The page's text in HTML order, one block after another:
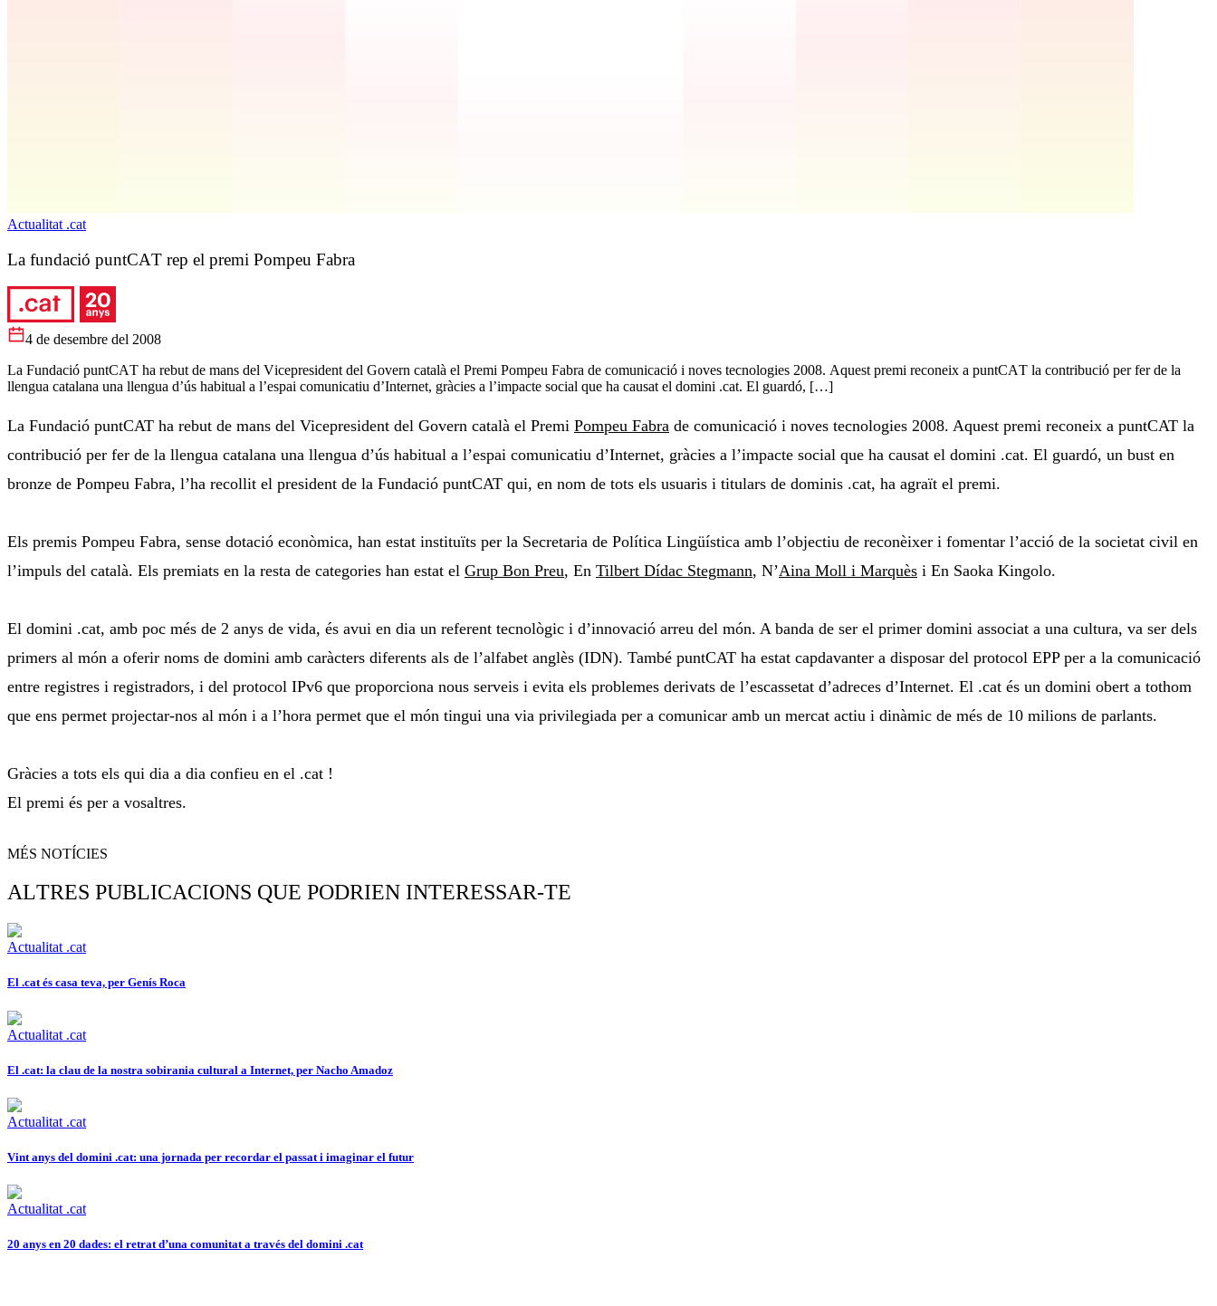
Actualitat .cat
La fundació puntCAT rep el premi Pompeu Fabra
4 de desembre del 2008
La Fundació puntCAT ha rebut de mans del Vicepresident del Govern català el Premi Pompeu Fabra de comunicació i noves tecnologies 2008. Aquest premi reconeix a puntCAT la contribució per fer de la
llengua catalana una llengua d’ús habitual a l’espai comunicatiu d’Internet, gràcies a l’impacte social que ha causat el domini .cat. El guardó, […]
La Fundació puntCAT ha rebut de mans del Vicepresident del Govern català el Premi Pompeu Fabra de comunicació i noves tecnologies 2008. Aquest premi reconeix a puntCAT la
contribució per fer de la llengua catalana una llengua d’ús habitual a l’espai comunicatiu d’Internet, gràcies a l’impacte social que ha causat el domini .cat. El guardó, un bust en
bronze de Pompeu Fabra, l’ha recollit el president de la Fundació puntCAT qui, en nom de tots els usuaris i titulars de dominis .cat, ha agraït el premi.
Els premis Pompeu Fabra, sense dotació econòmica, han estat instituïts per la Secretaria de Política Lingüística amb l’objectiu de reconèixer i fomentar l’acció de la societat civil en
l’impuls del català. Els premiats en la resta de categories han estat el Grup Bon Preu, En Tilbert Dídac Stegmann, N’Aina Moll i Marquès i En Saoka Kingolo.
El domini .cat, amb poc més de 2 anys de vida, és avui en dia un referent tecnològic i d’innovació arreu del món. A banda de ser el primer domini associat a una cultura, va ser dels
primers al món a oferir noms de domini amb caràcters diferents als de l’alfabet anglès (IDN). També puntCAT ha estat capdavanter a disposar del protocol EPP per a la comunicació
entre registres i registradors, i del protocol IPv6 que proporciona nous serveis i evita els problemes derivats de l’escassetat d’adreces d’Internet. El .cat és un domini obert a tothom
que ens permet projectar-nos al món i a l’hora permet que el món tingui una via privilegiada per a comunicar amb un mercat actiu i dinàmic de més de 10 milions de parlants.
Gràcies a tots els qui dia a dia confieu en el .cat !
El premi és per a vosaltres.
MÉS NOTÍCIES
ALTRES PUBLICACIONS QUE PODRIEN INTERESSAR-TE
Actualitat .cat
El .cat és casa teva, per Genís Roca
Actualitat .cat
El .cat: la clau de la nostra sobirania cultural a Internet, per Nacho Amadoz
Actualitat .cat
Vint anys del domini .cat: una jornada per recordar el passat i imaginar el futur
Actualitat .cat
20 anys en 20 dades: el retrat d’una comunitat a través del domini .cat